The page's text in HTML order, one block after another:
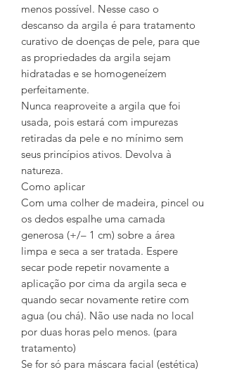
menos possível. Nesse caso o
descanso da argila é para tratamento
curativo de doenças de pele, para que
as propriedades da argila sejam
hidratadas e se homogeneízem
perfeitamente.
Nunca reaproveite a argila que foi
usada, pois estará com impurezas
retiradas da pele e no mínimo sem
seus princípios ativos. Devolva à
natureza.
Como aplicar
Com uma colher de madeira, pincel ou
os dedos espalhe uma camada
generosa (+/– 1 cm) sobre a área
limpa e seca a ser tratada. Espere
secar pode repetir novamente a
aplicação por cima da argila seca e
quando secar novamente retire com
agua (ou chá). Não use nada no local
por duas horas pelo menos. (para
tratamento)
Se for só para máscara facial (estética)